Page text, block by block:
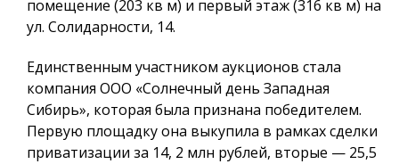
помещение (203 кв м) и первый этаж (316 кв м) на
ул. Солидарности, 14.
Единственным участником аукционов стала
компания ООО «Солнечный день Западная
Сибирь», которая была признана победителем.
Первую площадку она выкупила в рамках сделки
приватизации за 14, 2 млн рублей, вторые — 25,5